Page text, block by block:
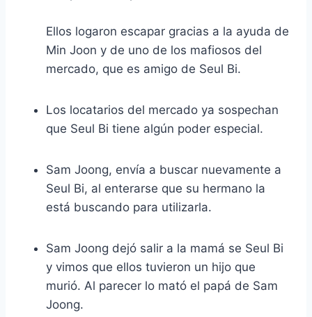
Ellos logaron escapar gracias a la ayuda de
Min Joon y de uno de los mafiosos del
mercado, que es amigo de Seul Bi.
Los locatarios del mercado ya sospechan
que Seul Bi tiene algún poder especial.
Sam Joong, envía a buscar nuevamente a
Seul Bi, al enterarse que su hermano la
está buscando para utilizarla.
Sam Joong dejó salir a la mamá se Seul Bi
y vimos que ellos tuvieron un hijo que
murió. Al parecer lo mató el papá de Sam
Joong.